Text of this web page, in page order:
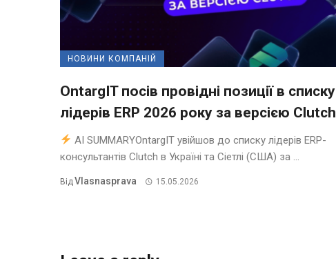
НОВИНИ КОМПАНІЙ
OntargIT посів провідні позиції в списку
лідерів ERP 2026 року за версією Clutch
AI SUMMARYOntargIT увійшов до списку лідерів ERP-
консультантів Clutch в Україні та Сіетлі (США) за ...
ВідVlasnasprava 15.05.2026